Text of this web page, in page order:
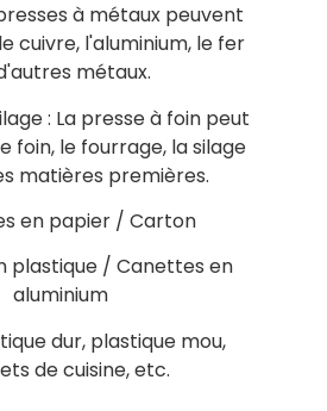
à métaux peuvent
cuivre, l'aluminium, le fer
métaux.
: La presse à foin peut
foin, le fourrage, la silage
matières premières.
en papier / Carton
plastique / Canettes en
aluminium
dur, plastique mou,
de cuisine, etc.